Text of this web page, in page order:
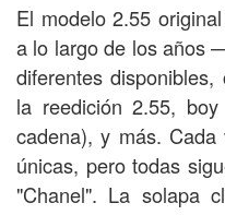
El modelo 2.55
a lo largo de los años
diferentes
la reedición 2.55,
cadena), y más.
únicas, pero todas
"Chanel". La solapa